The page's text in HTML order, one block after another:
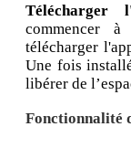
Télécharger
commencer
télécharger
Une fois
libérer de
Fonctionnalité